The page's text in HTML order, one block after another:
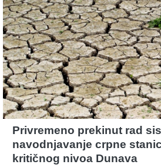
Privremeno prekinut rad
navodnjavanje crpne
kritičnog nivoa Dunava